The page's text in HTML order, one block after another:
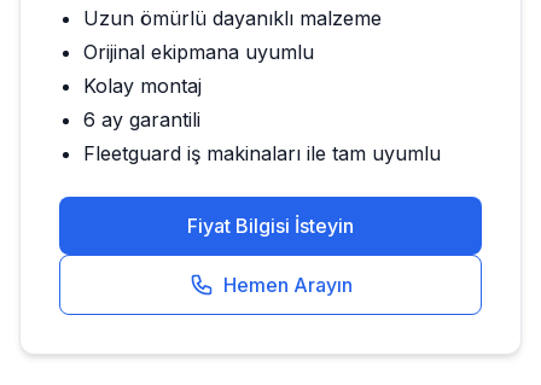
Uzun ömürlü dayanıklı malzeme
Orijinal ekipmana uyumlu
Kolay montaj
6 ay garantili
Fleetguard iş makinaları ile tam uyumlu
Fiyat Bilgisi İsteyin
Hemen Arayın